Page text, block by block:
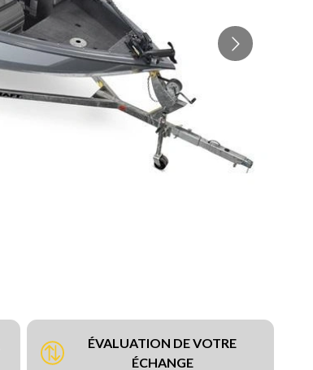
ÉVALUATION DE VOTRE
ÉCHANGE